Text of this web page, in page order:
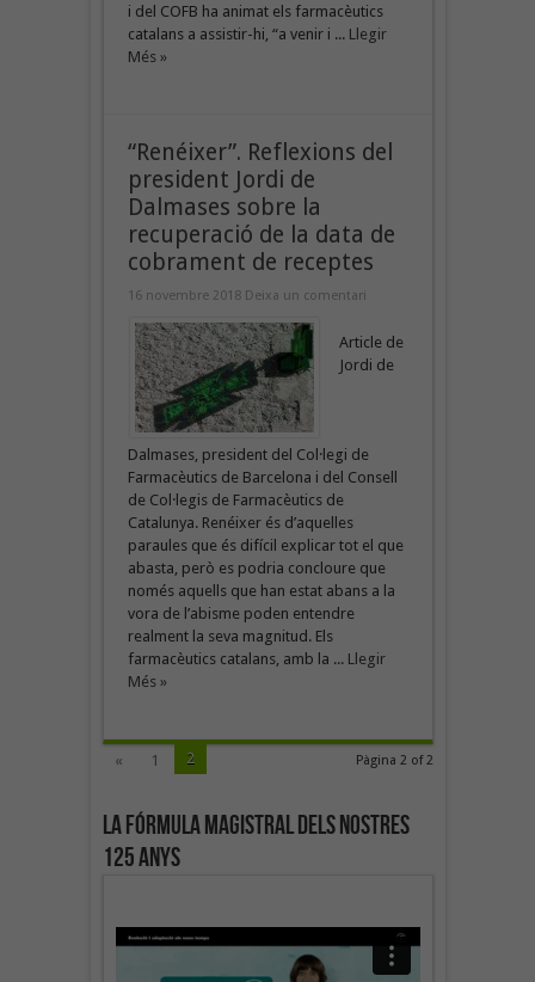
i del COFB ha animat els farmacèutics
catalans a assistir-hi, “a venir i ... Llegir
Més »
“Renéixer”. Reflexions del
president Jordi de
Dalmases sobre la
recuperació de la data de
cobrament de receptes
16 novembre 2018 Deixa un comentari
Article de
Jordi de
Dalmases, president del Col·legi de
Farmacèutics de Barcelona i del Consell
de Col·legis de Farmacèutics de
Catalunya. Renéixer és d’aquelles
paraules que és difícil explicar tot el que
abasta, però es podria concloure que
només aquells que han estat abans a la
vora de l’abisme poden entendre
realment la seva magnitud. Els
farmacèutics catalans, amb la ... Llegir
Més »
Pàgina 2 of 2
« 1 2
La fórmula magistral dels nostres
125 anys